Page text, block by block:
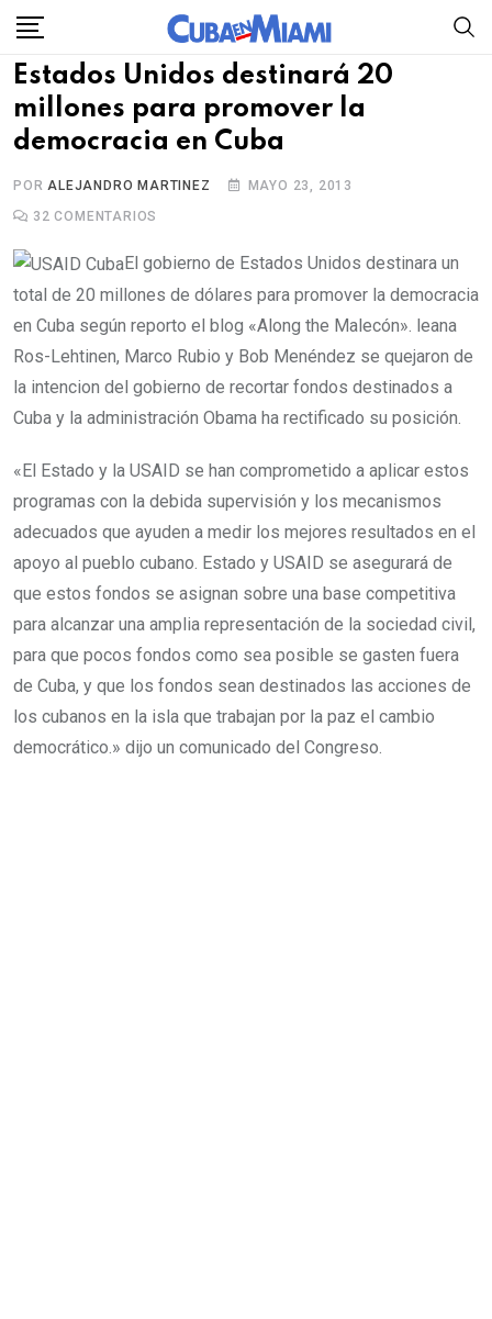
Skip
content
Estados Unidos destinará 20
millones para promover la
democracia en Cuba
PORALEJANDRO MARTINEZ
MAYO 23, 2013
32 COMENTARIOS
El gobierno de Estados Unidos destinara un
total de 20 millones de dólares para promover la democracia
en Cuba según reporto el blog «Along the Malecón». leana
Ros-Lehtinen, Marco Rubio y Bob Menéndez se quejaron de
la intencion del gobierno de recortar fondos destinados a
Cuba y la administración Obama ha rectificado su posición.
«El Estado y la USAID se han comprometido a aplicar estos
programas con la debida supervisión y los mecanismos
adecuados que ayuden a medir los mejores resultados en el
apoyo al pueblo cubano. Estado y USAID se asegurará de
que estos fondos se asignan sobre una base competitiva
para alcanzar una amplia representación de la sociedad civil,
para que pocos fondos como sea posible se gasten fuera
de Cuba, y que los fondos sean destinados las acciones de
los cubanos en la isla que trabajan por la paz el cambio
democrático.» dijo un comunicado del Congreso.